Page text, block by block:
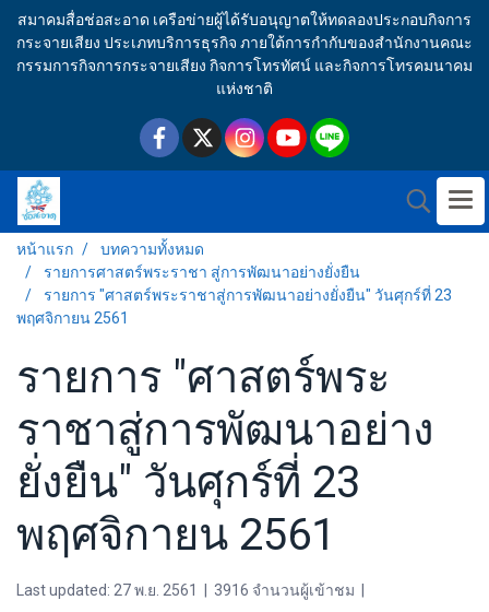
สมาคมสื่อช่อสะอาด เครือข่ายผู้ได้รับอนุญาตให้ทดลองประกอบกิจการ
กระจายเสียง ประเภทบริการธุรกิจ ภายใต้การกำกับของสำนักงานคณะ
กรรมการกิจการกระจายเสียง กิจการโทรทัศน์ และกิจการโทรคมนาคม
แห่งชาติ
หน้าแรก
บทความทั้งหมด
รายการศาสตร์พระราชา สู่การพัฒนาอย่างยั่งยืน
รายการ "ศาสตร์พระราชาสู่การพัฒนาอย่างยั่งยืน" วันศุกร์ที่ 23
พฤศจิกายน 2561
รายการ "ศาสตร์พระ
ราชาสู่การพัฒนาอย่าง
ยั่งยืน" วันศุกร์ที่ 23
พฤศจิกายน 2561
Last updated: 27 พ.ย. 2561 3916 จำนวนผู้เข้าชม